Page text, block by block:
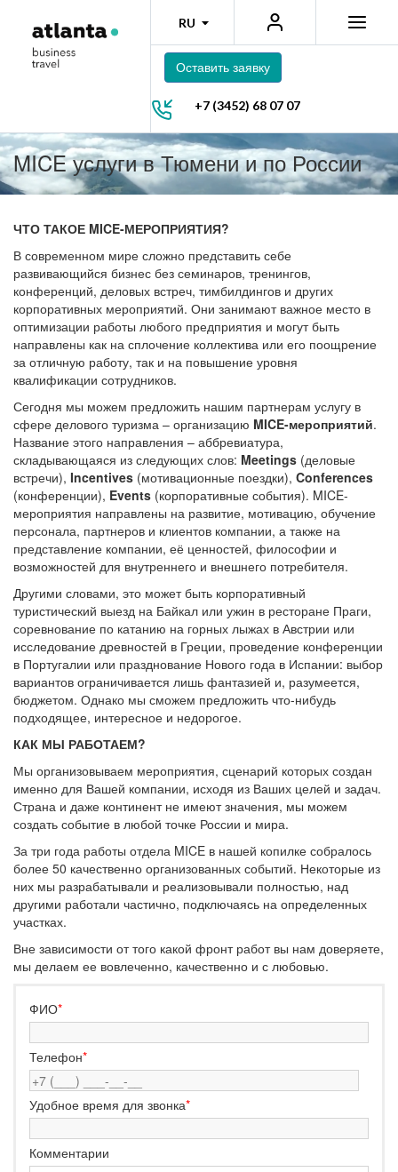
RU
Оставить заявку
+7 (3452) 68 07 07
MICE услуги в Тюмени и по России
ЧТО ТАКОЕ MICE-МЕРОПРИЯТИЯ?
В современном мире сложно представить себе
развивающийся бизнес без семинаров, тренингов,
конференций, деловых встреч, тимбилдингов и других
корпоративных мероприятий. Они занимают важное место в
оптимизации работы любого предприятия и могут быть
направлены как на сплочение коллектива или его поощрение
за отличную работу, так и на повышение уровня
квалификации сотрудников.
Сегодня мы можем предложить нашим партнерам услугу в
сфере делового туризма – организацию MICE-мероприятий.
Название этого направления – аббревиатура,
складывающаяся из следующих слов: Meetings (деловые
встречи), Incentives (мотивационные поездки), Conferences
(конференции), Events (корпоративные события). MICE-
мероприятия направлены на развитие, мотивацию, обучение
персонала, партнеров и клиентов компании, а также на
представление компании, её ценностей, философии и
возможностей для внутреннего и внешнего потребителя.
Другими словами, это может быть корпоративный
туристический выезд на Байкал или ужин в ресторане Праги,
соревнование по катанию на горных лыжах в Австрии или
исследование древностей в Греции, проведение конференции
в Португалии или празднование Нового года в Испании: выбор
вариантов ограничивается лишь фантазией и, разумеется,
бюджетом. Однако мы сможем предложить что-нибудь
подходящее, интересное и недорогое.
КАК МЫ РАБОТАЕМ?
Мы организовываем мероприятия, сценарий которых создан
именно для Вашей компании, исходя из Ваших целей и задач.
Страна и даже континент не имеют значения, мы можем
создать событие в любой точке России и мира.
За три года работы отдела MICE в нашей копилке собралось
более 50 качественно организованных событий. Некоторые из
них мы разрабатывали и реализовывали полностью, над
другими работали частично, подключаясь на определенных
участках.
Вне зависимости от того какой фронт работ вы нам доверяете,
мы делаем ее вовлеченно, качественно и с любовью.
ФИО*
Телефон*
Удобное время для звонка*
Комментарии